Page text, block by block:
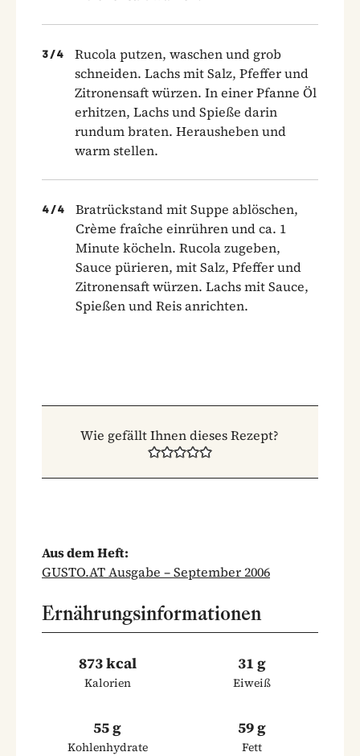
3 /4
Rucola putzen, waschen und grob
schneiden. Lachs mit Salz, Pfeffer und
Zitronensaft würzen. In einer Pfanne Öl
erhitzen, Lachs und Spieße darin
rundum braten. Herausheben und
warm stellen.
4 /4
Bratrückstand mit Suppe ablöschen,
Crème fraîche einrühren und ca. 1
Minute köcheln. Rucola zugeben,
Sauce pürieren, mit Salz, Pfeffer und
Zitronensaft würzen. Lachs mit Sauce,
Spießen und Reis anrichten.
Wie gefällt Ihnen dieses Rezept?
Aus dem Heft:
GUSTO.AT Ausgabe – September 2006
Ernährungsinformationen
873 kcal
Kalorien
31 g
Eiweiß
55 g
Kohlenhydrate
59 g
Fett